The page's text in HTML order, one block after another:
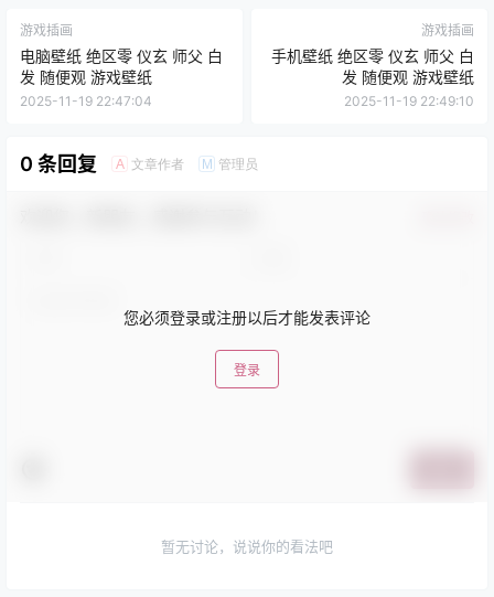
游戏插画
电脑壁纸 绝区零 仪玄 师父 白
发 随便观 游戏壁纸
2025-11-19 22:47:04
游戏插画
手机壁纸 绝区零 仪玄 师父 白
发 随便观 游戏壁纸
2025-11-19 22:49:10
0 条回复 A 文章作者 M 管理员
您必须登录或注册以后才能发表评论
登录
暂无讨论，说说你的看法吧